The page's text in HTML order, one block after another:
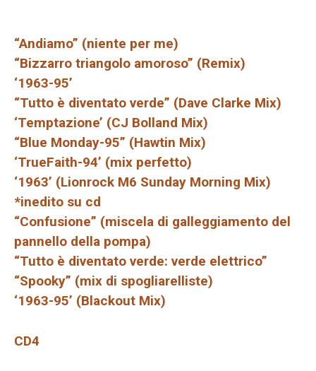
“Andiamo” (niente per me)
“Bizzarro triangolo amoroso” (Remix)
‘1963-95’
“Tutto è diventato verde” (Dave Clarke Mix)
‘Temptazione’ (CJ Bolland Mix)
“Blue Monday-95” (Hawtin Mix)
‘TrueFaith-94’ (mix perfetto)
‘1963’ (Lionrock M6 Sunday Morning Mix)
*inedito su cd
“Confusione” (miscela di galleggiamento del
pannello della pompa)
“Tutto è diventato verde: verde elettrico”
“Spooky” (mix di spogliarelliste)
‘1963-95’ (Blackout Mix)
CD4